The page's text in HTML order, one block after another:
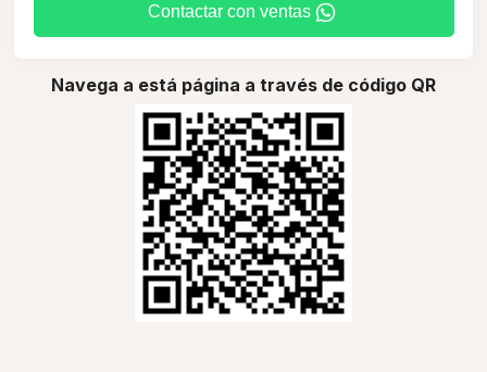
Contactar con ventas
Navega a está página a través de código QR